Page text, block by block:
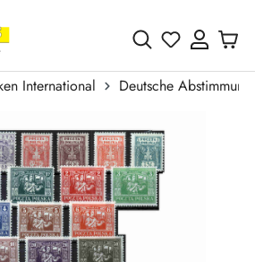
Du hast 0
International
Deutsche